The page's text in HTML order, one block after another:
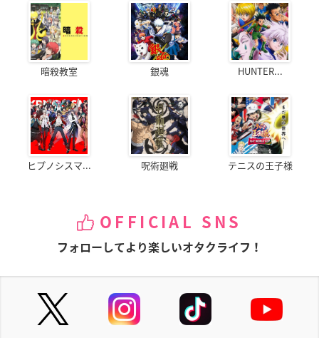
暗殺教室 銀魂 HUNTER...
ヒプノシスマ... 呪術廻戦 テニスの王子様
OFFICIAL SNS
フォローしてより楽しいオタクライフ！